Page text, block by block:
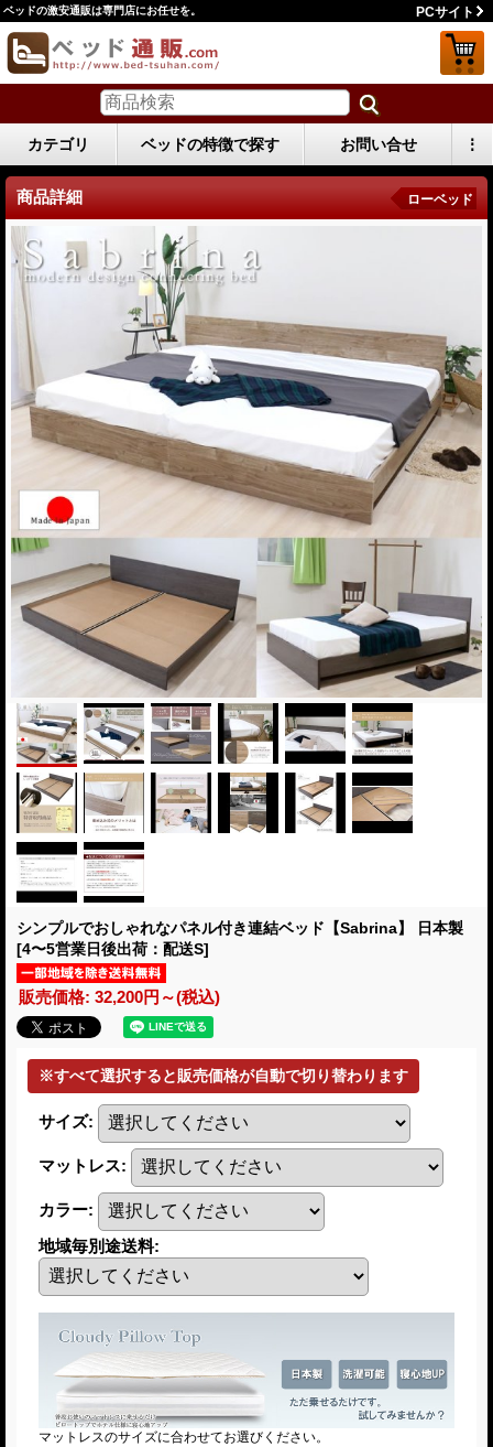
ベッドの激安通販は専門店にお任せを。 PCサイト
カテゴリ ベッドの特徴で探す お問い合せ ⋮
商品詳細 ローベッド
シンプルでおしゃれなパネル付き連結ベッド【Sabrina】 日本製
[4〜5営業日後出荷：配送S]
販売価格: 32,200円～(税込)
サイズ:
マットレス:
カラー:
地域毎別途送料:
マットレスのサイズに合わせてお選びください。